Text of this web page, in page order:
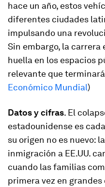
hace un año, estos
diferentes ciudades
impulsando una
Sin embargo, la
huella en los espacios
relevante que
Económico Mundial)
Datos y cifras. El
estadounidense es
su origen no es nuevo:
inmigración a EE.UU.
cuando las familias
primera vez en